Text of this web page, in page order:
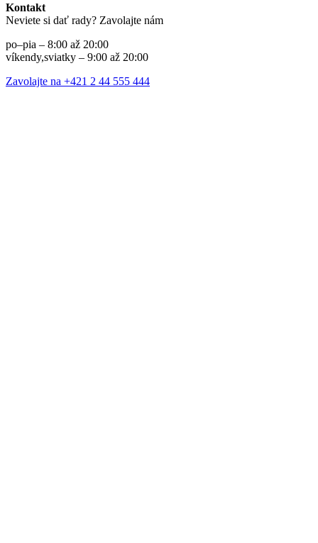
Kontakt
Neviete si dať rady? Zavolajte nám
po–pia – 8:00 až 20:00
víkendy,sviatky – 9:00 až 20:00
Zavolajte na +421 2 44 555 444